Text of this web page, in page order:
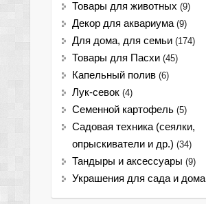
Товары для животных (9)
Декор для аквариума (9)
Для дома, для семьи (174)
Товары для Пасхи (45)
Капельный полив (6)
Лук-севок (4)
Семенной картофель (5)
Садовая техника (сеялки,
опрыскиватели и др.) (34)
Тандыры и аксессуары (9)
Украшения для сада и дома